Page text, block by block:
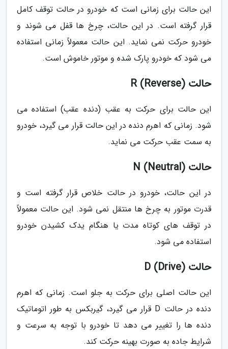
این حالت برای زمانی است که خودرو در حالت توقف کامل
قرار گرفته است. در این حالت، چرخ ها قفل می شوند و
خودرو حرکت نمی نماید. این حالت معمولاً زمانی استفاده
می شود که خودرو پارک شده و موتور خاموش است.
حالت R (Reverse)
این حالت برای حرکت به عقب (دنده عقب) استفاده می
شود. زمانی که اهرم دنده در این حالت قرار می گیرد، خودرو
به سمت عقب حرکت می نماید.
حالت N (Neutral)
در این حالت، خودرو در حالت خلاص قرار گرفته است و
قدرت موتور به چرخ ها منتقل نمی شود. این حالت معمولاً
در توقف های کوتاه مدت یا هنگام یدک کشیدن خودرو
استفاده می شود.
حالت D (Drive)
این حالت اصلی برای حرکت به جلو است. زمانی که اهرم
دنده در حالت D قرار می گیرد، گیربکس به طور اتوماتیک
دنده ها را تغییر می دهد تا خودرو با توجه به سرعت و
شرایط جاده به صورت بهینه حرکت کند.